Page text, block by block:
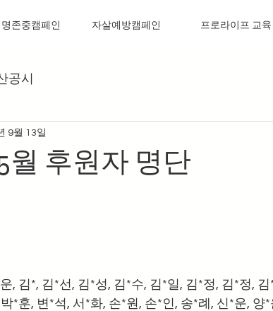
존중캠페인 자살예방캠페인 프로라이프 교육
공시
월 후원자 명단
9월 13일
, 김*, 김*선, 김*성, 김*수, 김*일, 김*정, 김*정,
*훈, 변*석, 서*화, 손*원, 손*인, 송*례, 신*운, 양